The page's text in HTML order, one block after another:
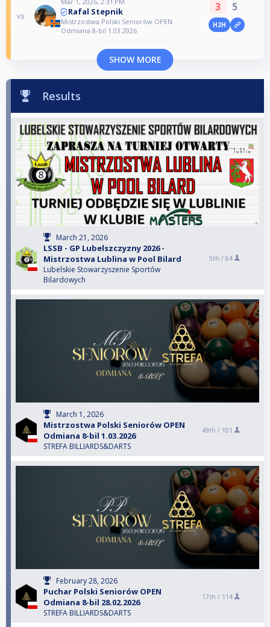
vs Rafal Stepnik
Mistrzostwa Polski Seniorów OPEN
Odmiana 8-bil 1.03.2026
3 5
H2H
SHOW MORE
Results
March 21, 2026
LSSB - GP Lubelszczyzny 2026 -
Mistrzostwa Lublina w Pool Bilard
Lubelskie Stowarzyszenie Sportów
Bilardowych
5th / 64
March 1, 2026
Mistrzostwa Polski Seniorów OPEN
Odmiana 8-bil 1.03.2026
STREFA BILLIARDS&DARTS
49th / 101
February 28, 2026
Puchar Polski Seniorów OPEN
Odmiana 8-bil 28.02.2026
STREFA BILLIARDS&DARTS
17th / 114